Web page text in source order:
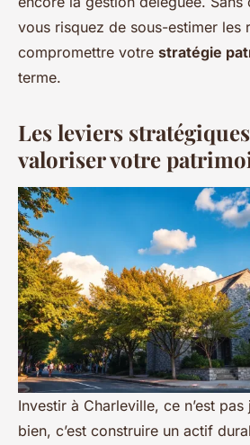
vous risquez de sous-estimer les
compromettre votre stratégie
terme.
Les leviers
valoriser votre
Investir à Charleville, ce n’est
bien, c’est construire un actif